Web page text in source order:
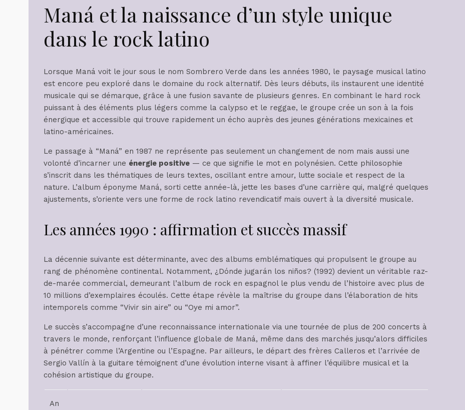
Maná et la naissance d’un style unique
dans le rock latino
Lorsque Maná voit le jour sous le nom Sombrero Verde dans les années 1980, le paysage musical latino
est encore peu exploré dans le domaine du rock alternatif. Dès leurs débuts, ils instaurent une identité
musicale qui se démarque, grâce à une fusion savante de plusieurs genres. En combinant le hard rock
puissant à des éléments plus légers comme la calypso et le reggae, le groupe crée un son à la fois
énergique et accessible qui trouve rapidement un écho auprès des jeunes générations mexicaines et
latino-américaines.
Le passage à “Maná” en 1987 ne représente pas seulement un changement de nom mais aussi une
volonté d’incarner une énergie positive — ce que signifie le mot en polynésien. Cette philosophie
s’inscrit dans les thématiques de leurs textes, oscillant entre amour, lutte sociale et respect de la
nature. L’album éponyme Maná, sorti cette année-là, jette les bases d’une carrière qui, malgré quelques
ajustements, s’oriente vers une forme de rock latino revendicatif mais ouvert à la diversité musicale.
Les années 1990 : affirmation et succès massif
La décennie suivante est déterminante, avec des albums emblématiques qui propulsent le groupe au
rang de phénomène continental. Notamment, ¿Dónde jugarán los niños? (1992) devient un véritable raz-
de-marée commercial, demeurant l’album de rock en espagnol le plus vendu de l’histoire avec plus de
10 millions d’exemplaires écoulés. Cette étape révèle la maîtrise du groupe dans l’élaboration de hits
intemporels comme “Vivir sin aire” ou “Oye mi amor”.
Le succès s’accompagne d’une reconnaissance internationale via une tournée de plus de 200 concerts à
travers le monde, renforçant l’influence globale de Maná, même dans des marchés jusqu’alors difficiles
à pénétrer comme l’Argentine ou l’Espagne. Par ailleurs, le départ des frères Calleros et l’arrivée de
Sergio Vallín à la guitare témoignent d’une évolution interne visant à affiner l’équilibre musical et la
cohésion artistique du groupe.
An